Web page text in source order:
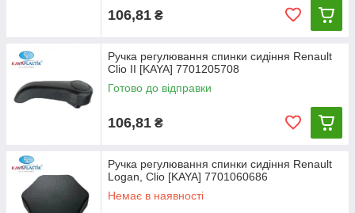
106,81 ₴
Ручка регулювання спинки сидіння Renault
Clio II [KAYA] 7701205708
Готово до відправки
106,81 ₴
Ручка регулювання спинки сидіння Renault
Logan, Clio [KAYA] 7701060686
Немає в наявності